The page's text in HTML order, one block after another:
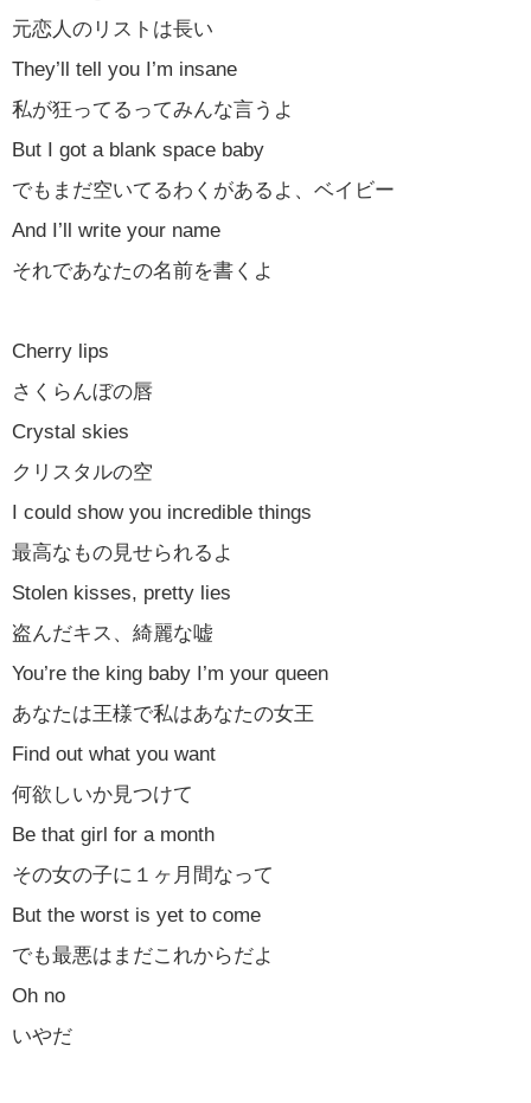
元恋人のリストは長い
They’ll tell you I’m insane
私が狂ってるってみんな言うよ
But I got a blank space baby
でもまだ空いてるわくがあるよ、ベイビー
And I’ll write your name
それであなたの名前を書くよ
Cherry lips
さくらんぼの唇
Crystal skies
クリスタルの空
I could show you incredible things
最高なもの見せられるよ
Stolen kisses, pretty lies
盗んだキス、綺麗な嘘
You’re the king baby I’m your queen
あなたは王様で私はあなたの女王
Find out what you want
何欲しいか見つけて
Be that girl for a month
その女の子に１ヶ月間なって
But the worst is yet to come
でも最悪はまだこれからだよ
Oh no
いやだ